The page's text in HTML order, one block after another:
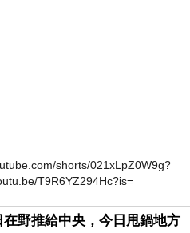
shorts/021xLpZ0W9g?
T9R6YZ294Hc?is=
在野推給中央，今日甩鍋地方